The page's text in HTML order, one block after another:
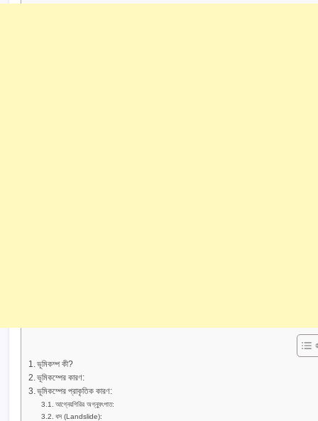
ভূমিকম্প কী?
ভূমিকম্পের কারণ:
ভূমিকম্পের প্রাকৃতিক কারণ:
আগ্নেয়গিরির অগ্ন্যুৎপাত:
ধস (Landslide):